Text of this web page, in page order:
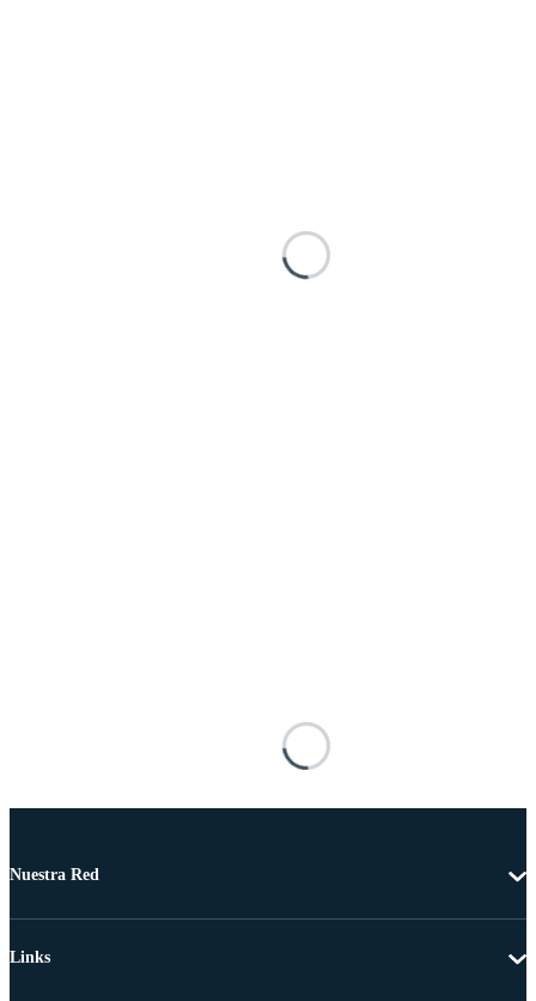
Nuestra Red
Links